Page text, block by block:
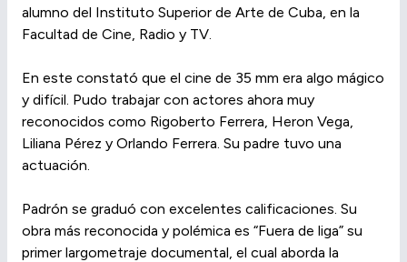
alumno del Instituto Superior de Arte de Cuba, en la
Facultad de Cine, Radio y TV.
En este constató que el cine de 35 mm era algo mágico
y difícil. Pudo trabajar con actores ahora muy
reconocidos como Rigoberto Ferrera, Heron Vega,
Liliana Pérez y Orlando Ferrera. Su padre tuvo una
actuación.
Padrón se graduó con excelentes calificaciones. Su
obra más reconocida y polémica es “Fuera de liga” su
primer largometraje documental, el cual aborda la